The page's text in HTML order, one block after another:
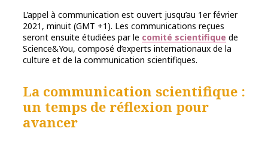
L’appel à communication est ouvert jusqu’au 1er février
2021, minuit (GMT +1). Les communications reçues
seront ensuite étudiées par le comité scientifique de
Science&You, composé d’experts internationaux de la
culture et de la communication scientifiques.
La communication scientifique :
un temps de réflexion pour
avancer